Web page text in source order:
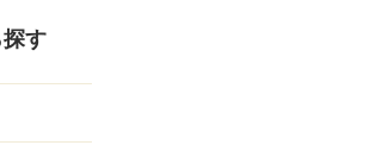
す